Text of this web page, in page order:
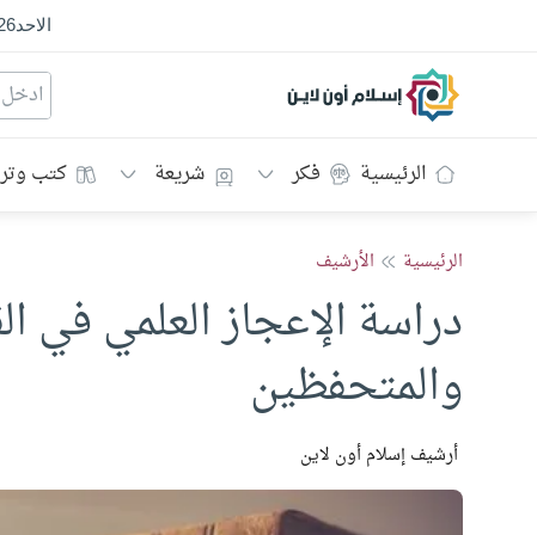
الاحد
إسلام أون لاين
الرئيسية فكر شريعة كتب
الرئيسية الأرشيف
دراسة الإعجاز العلمي في
والمتحفظين
أرشيف إسلام أون لاين